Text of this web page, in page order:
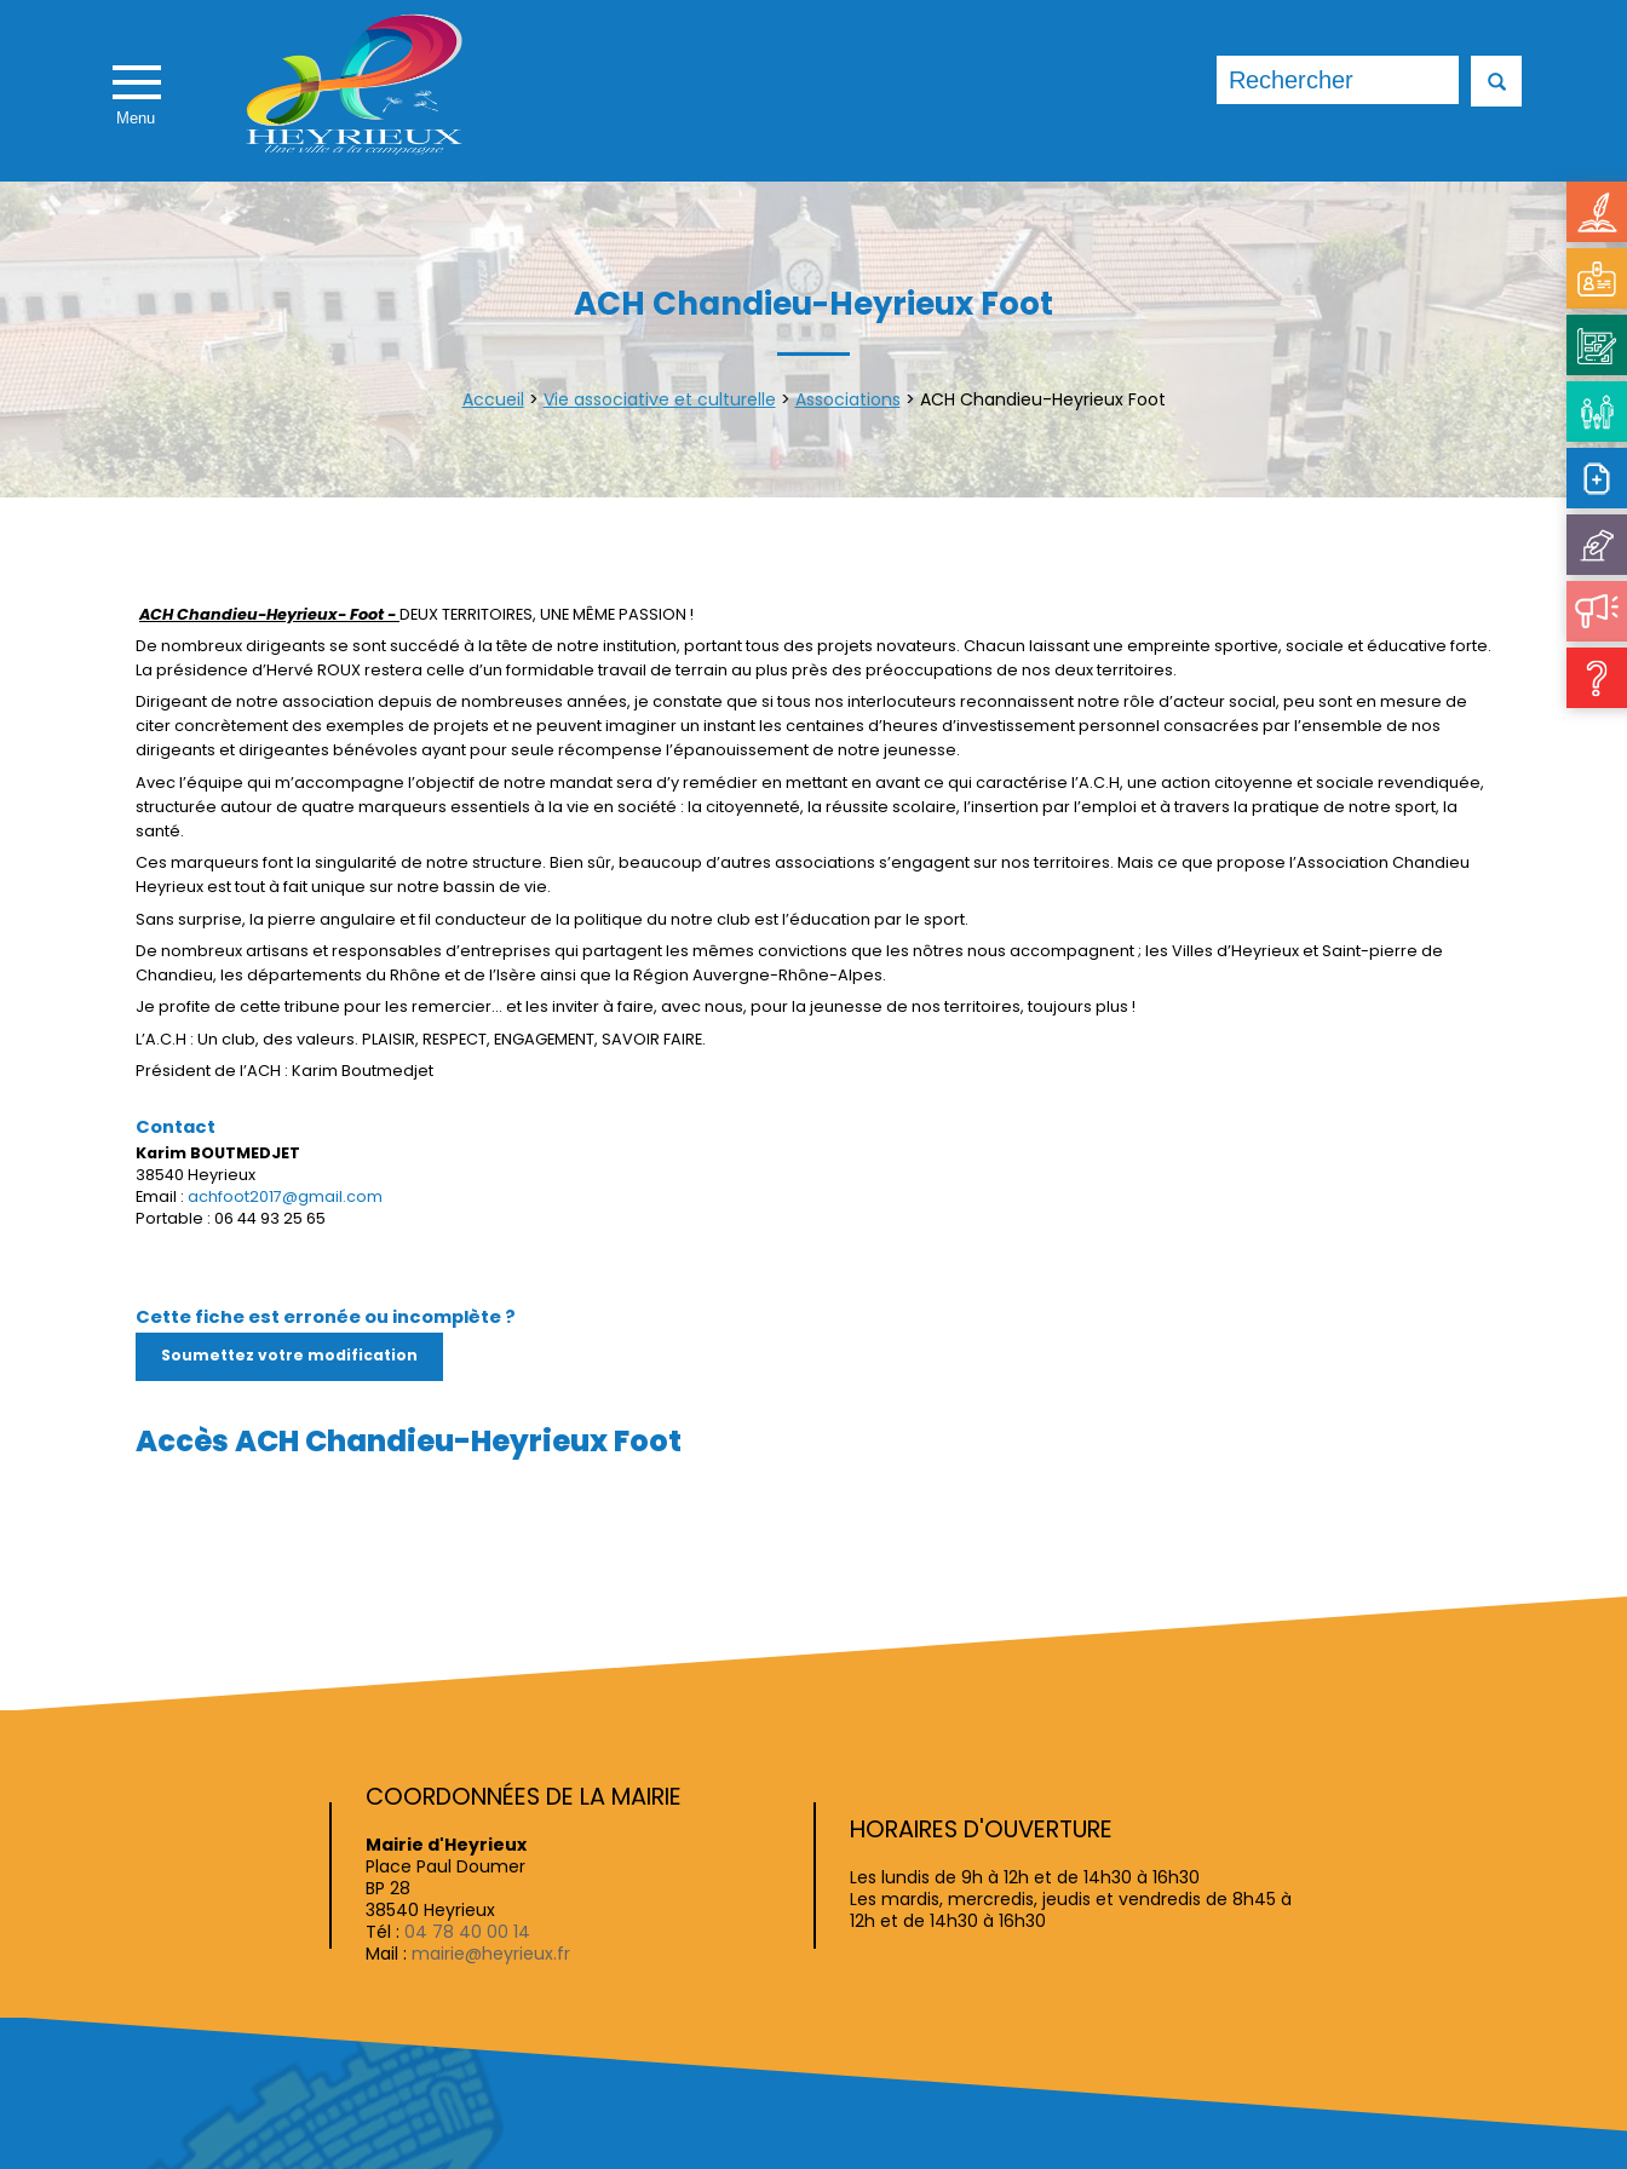
Menu
ACH Chandieu-Heyrieux Foot
Accueil >Vie associative et culturelle >Associations >ACH Chandieu-Heyrieux Foot
ACH Chandieu-Heyrieux- Foot -DEUX TERRITOIRES, UNE MÊME PASSION !
De nombreux dirigeants se sont succédé à la tête de notre institution, portant tous des projets novateurs. Chacun laissant une empreinte sportive, sociale et éducative forte.
La présidence d’Hervé ROUX restera celle d’un formidable travail de terrain au plus près des préoccupations de nos deux territoires.
Dirigeant de notre association depuis de nombreuses années, je constate que si tous nos interlocuteurs reconnaissent notre rôle d’acteur social, peu sont en mesure de
citer concrètement des exemples de projets et ne peuvent imaginer un instant les centaines d’heures d’investissement personnel consacrées par l’ensemble de nos
dirigeants et dirigeantes bénévoles ayant pour seule récompense l’épanouissement de notre jeunesse.
Avec l’équipe qui m’accompagne l’objectif de notre mandat sera d’y remédier en mettant en avant ce qui caractérise l’A.C.H, une action citoyenne et sociale revendiquée,
structurée autour de quatre marqueurs essentiels à la vie en société : la citoyenneté, la réussite scolaire, l’insertion par l’emploi et à travers la pratique de notre sport, la
santé.
Ces marqueurs font la singularité de notre structure. Bien sûr, beaucoup d’autres associations s’engagent sur nos territoires. Mais ce que propose l’Association Chandieu
Heyrieux est tout à fait unique sur notre bassin de vie.
Sans surprise, la pierre angulaire et fil conducteur de la politique du notre club est l’éducation par le sport.
De nombreux artisans et responsables d’entreprises qui partagent les mêmes convictions que les nôtres nous accompagnent ; les Villes d’Heyrieux et Saint-pierre de
Chandieu, les départements du Rhône et de l’Isère ainsi que la Région Auvergne-Rhône-Alpes.
Je profite de cette tribune pour les remercier… et les inviter à faire, avec nous, pour la jeunesse de nos territoires, toujours plus !
L’A.C.H : Un club, des valeurs. PLAISIR, RESPECT, ENGAGEMENT, SAVOIR FAIRE.
Président de l’ACH : Karim Boutmedjet
Contact
Karim BOUTMEDJET
38540 Heyrieux
Email : achfoot2017@gmail.com
Portable : 06 44 93 25 65
Cette fiche est erronée ou incomplète ?
Soumettez votre modification
Accès ACH Chandieu-Heyrieux Foot
COORDONNÉES DE LA MAIRIE
Mairie d'Heyrieux
Place Paul Doumer
BP 28
38540 Heyrieux
Tél : 04 78 40 00 14
Mail : mairie@heyrieux.fr
HORAIRES D'OUVERTURE
Les lundis de 9h à 12h et de 14h30 à 16h30
Les mardis, mercredis, jeudis et vendredis de 8h45 à
12h et de 14h30 à 16h30